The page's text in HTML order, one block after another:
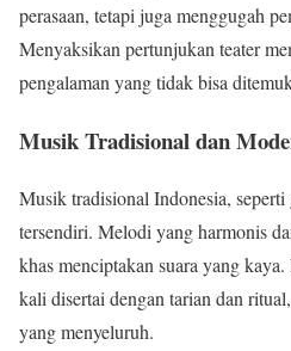
perasaan, tetapi juga menggugah
Menyaksikan pertunjukan teater
pengalaman yang tidak bisa
Musik Tradisional dan
Musik tradisional Indonesia,
tersendiri. Melodi yang harmonis
khas menciptakan suara yang
kali disertai dengan tarian dan
yang menyeluruh.